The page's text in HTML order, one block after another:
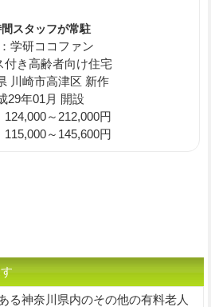
スタッフが常駐
学研ココファン
付き高齢者向け住宅
川崎市高津区 新作
29年01月 開設
124,000～212,000円
～145,600円
る神奈川県内のその他の有料老人